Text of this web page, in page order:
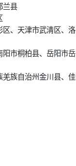
兰县
、天津市武清区、洛
市桐柏县、岳阳市岳
族自治州金川县、佳